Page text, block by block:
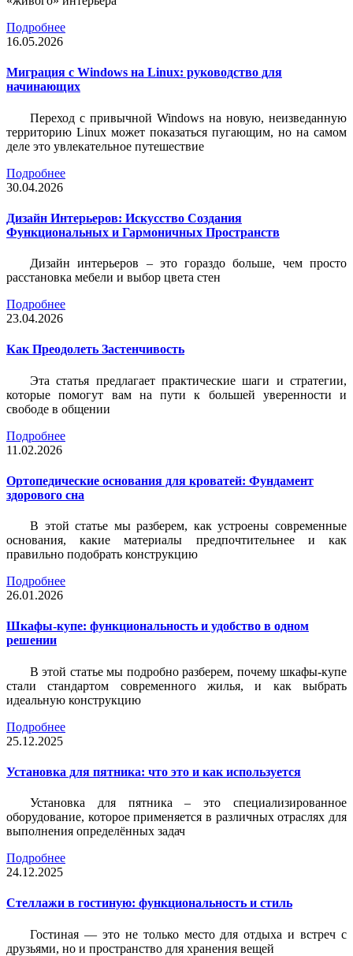
Подробнее
16.05.2026
Миграция с Windows на Linux: руководство для
начинающих
Переход с привычной Windows на новую, неизведанную
территорию Linux может показаться пугающим, но на самом
деле это увлекательное путешествие
Подробнее
30.04.2026
Дизайн Интерьеров: Искусство Создания
Функциональных и Гармоничных Пространств
Дизайн интерьеров – это гораздо больше, чем просто
расстановка мебели и выбор цвета стен
Подробнее
23.04.2026
Как Преодолеть Застенчивость
Эта статья предлагает практические шаги и стратегии,
которые помогут вам на пути к большей уверенности и
свободе в общении
Подробнее
11.02.2026
Ортопедические основания для кроватей: Фундамент
здорового сна
В этой статье мы разберем, как устроены современные
основания, какие материалы предпочтительнее и как
правильно подобрать конструкцию
Подробнее
26.01.2026
Шкафы-купе: функциональность и удобство в одном
решении
В этой статье мы подробно разберем, почему шкафы-купе
стали стандартом современного жилья, и как выбрать
идеальную конструкцию
Подробнее
25.12.2025
Установка для пятника: что это и как используется
Установка для пятника – это специализированное
оборудование, которое применяется в различных отраслях для
выполнения определённых задач
Подробнее
24.12.2025
Стеллажи в гостиную: функциональность и стиль
Гостиная — это не только место для отдыха и встреч с
друзьями, но и пространство для хранения вещей